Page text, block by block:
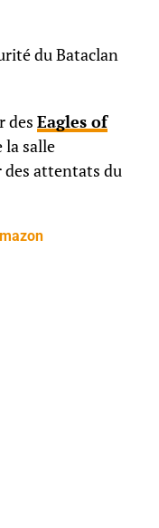
du Bataclan
des Eagles of
la salle
des attentats du